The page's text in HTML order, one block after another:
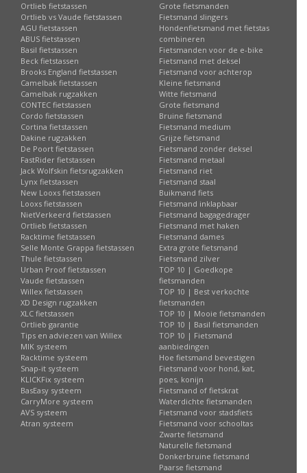
Ortlieb fietstassen
Ortlieb vs Vaude fietstassen
AGU fietstassen
ABUS fietstassen
Basil fietstassen
Beck fietstassen
Brooks England fietstassen
Camelbak fietstassen
Camelbak rugzakken
CONTEC fietstassen
Cordo fietstassen
Cortina fietstassen
Dakine rugzakken
De Poort fietstassen
FastRider fietstassen
Jack Wolfskin fietsrugzakken
Lynx fietstassen
New Looxs fietstassen
Looxs fietstassen
NietVerkeerd fietstassen
Ortlieb fietstassen
Racktime fietstassen
Selle Monte Grappa fietstassen
Thule fietstassen
Urban Proof fietstassen
Vaude fietstassen
Willex fietstassen
XD Design rugzakken
XLC fietstassen
Ortlieb garantie
Tips en adviezen van Willex
MIK systeem
Racktime systeem
Snap-it systeem
KLICKFix systeem
BasEasy systeem
CarryMore systeem
AVS systeem
Atran systeem
Grote fietsmanden
Fietsmand slingers
Hondenfietsmand met fietstas
combineren
Fietsmanden voor de e-bike
Fietsmand met deksel
Fietsmand voor achterop
Kleine fietsmand
Witte fietsmand
Grote fietsmand
Bruine fietsmand
Fietsmand medium
Grijze fietsmand
Fietsmand zonder deksel
Fietsmand metaal
Fietsmand riet
Fietsmand staal
Buikmand fiets
Fietsmand inklapbaar
Fietsmand bagagedrager
Fietsmand met haken
Fietsmand dames
Extra grote fietsmand
Fietsmand zilver
TOP 10 | Goedkope
fietsmanden
TOP 10 | Best verkochte
fietsmanden
TOP 10 | Mooie fietsmanden
TOP 10 | Basil fietsmanden
TOP 10 | Fietsmand
aanbiedingen
Hoe fietsmand bevestigen
Fietsmand voor hond, kat,
poes, konijn
Fietsmand of fietskrat
Waterdichte fietsmanden
Fietsmand voor stadsfiets
Fietsmand voor schooltas
Zwarte fietsmand
Naturelle fietsmand
Donkerbruine fietsmand
Paarse fietsmand